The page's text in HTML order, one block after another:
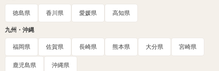
徳島県 香川県 愛媛県 高知県
九州・沖縄
福岡県 佐賀県 長崎県 熊本県 大分県 宮崎県
鹿児島県 沖縄県